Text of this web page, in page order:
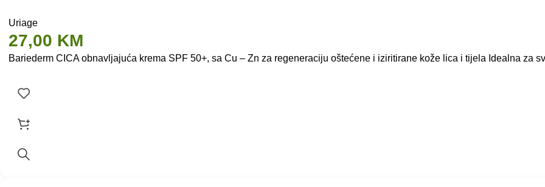
Uriage
27,00 KM
Bariederm CICA obnavljajuća krema SPF 50+, sa Cu – Zn za regeneraciju oštećene i iziritirane kože lica i tijela Idealna za